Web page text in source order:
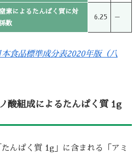
素によるたんぱく質に対
数
6.25 －
食品標準成分表2020年版（八
酸組成によるたんぱく質 1g
んぱく質 1g」に含まれる「アミ